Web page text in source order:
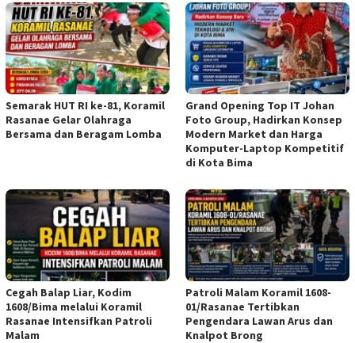
Semarak HUT RI ke-81, Koramil
Rasanae Gelar Olahraga
Bersama dan Beragam Lomba
Grand Opening Top IT Johan
Foto Group, Hadirkan Konsep
Modern Market dan Harga
Komputer-Laptop Kompetitif
di Kota Bima
Cegah Balap Liar, Kodim
1608/Bima melalui Koramil
Rasanae Intensifkan Patroli
Malam
Patroli Malam Koramil 1608-
01/Rasanae Tertibkan
Pengendara Lawan Arus dan
Knalpot Brong